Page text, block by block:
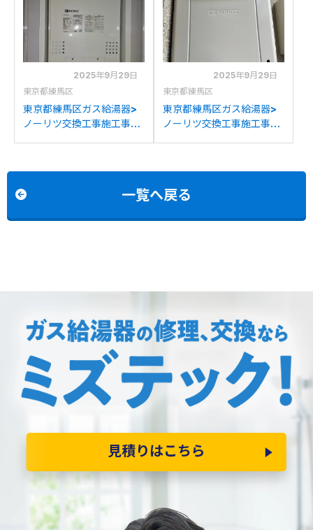
GH-1210W6HBLへの交換
リツGH-1210W6HBLへの
交換
2025年9月29日
東京都練馬区
東京都練馬区ガス給湯器>
ノーリツ交換工事施工事
2025年9月29日
東京都練馬区
東京都練馬区ガス給湯器>
ノーリツ交換工事施工事
一覧へ戻る
見積りはこちら